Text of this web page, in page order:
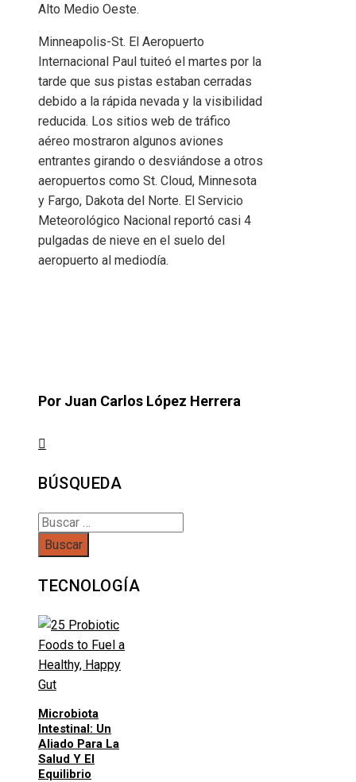
Alto Medio Oeste.
Minneapolis-St. El Aeropuerto
Internacional Paul tuiteó el martes por la
tarde que sus pistas estaban cerradas
debido a la rápida nevada y la visibilidad
reducida. Los sitios web de tráfico
aéreo mostraron algunos aviones
entrantes girando o desviándose a otros
aeropuertos como St. Cloud, Minnesota
y Fargo, Dakota del Norte. El Servicio
Meteorológico Nacional reportó casi 4
pulgadas de nieve en el suelo del
aeropuerto al mediodía.
Por Juan Carlos López Herrera
BÚSQUEDA
Buscar:
TECNOLOGÍA
Microbiota
Intestinal: Un
Aliado Para La
Salud Y El
Equilibrio